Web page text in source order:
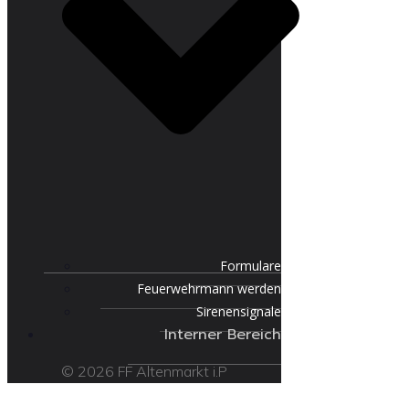
Formulare
Feuerwehrmann werden
Sirenensignale
Interner Bereich
© 2026 FF Altenmarkt i.P